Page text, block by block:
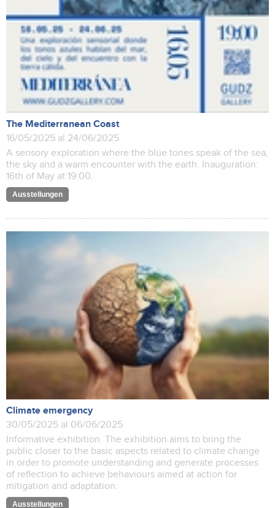
The Mediterranean Coast
16/05/2025 al 24/06/2025
A sensory exploration where the blue tones speak of the sea,
the sky and a warm encounter with the earth. Inauguration:
16th of May at 19:00.
Ausstellungen
Climate emergency
30/05/2025 al 06/06/2025
Informative exhibition. The exhibition aims to bring the
public closer to the basic aspects related to climate change
in order to promote understanding and generate processes
of reflection to achieve behaviours aimed at action for
mitigation and adaptation.
Ausstellungen